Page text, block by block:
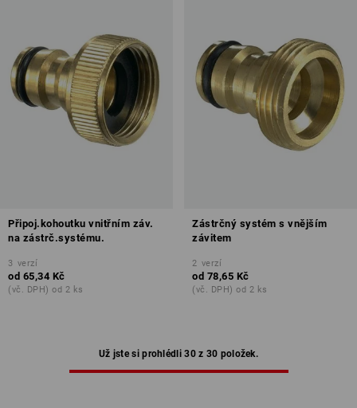
Připoj.kohoutku vnitřním záv.
na zástrč.systému.
3 verzí
od 65,34 Kč
(vč. DPH) od 2 ks
Zástrčný systém s vnějším
závitem
2 verzí
od 78,65 Kč
(vč. DPH) od 2 ks
Už jste si prohlédli 30 z 30 položek.